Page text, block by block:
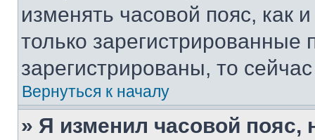
изменять часовой пояс, как
только
зарегистрированы, то
Вернуться к началу
» Я изменил часовой пояс,